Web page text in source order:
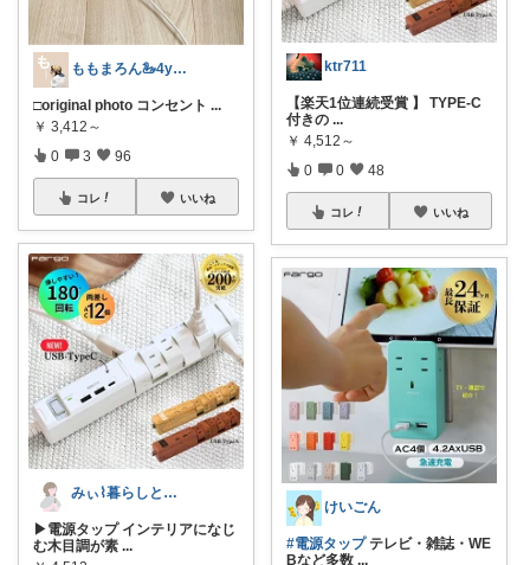
ももまろん🦢4y＆2y boys
□original photo コンセント ...
￥ 3,412～
0 3 96
コレ いいね
みぃ⌇暮らしと育児のおすすめアイテム💐
▶電源タップ インテリアになじ
む木目調が素 ...
ktr711
【楽天1位連続受賞 】 TYPE-C
付きの ...
￥ 4,512～
0 0 48
コレ いいね
けいごん
#電源タップテレビ・雑誌・WE
Bなど多数 ...